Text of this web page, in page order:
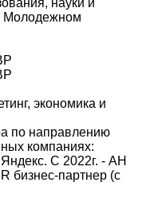
науки и
Молодежном
экономика и
по направлению
компаниях:
С 2022г. - АН
бизнес-партнер (с